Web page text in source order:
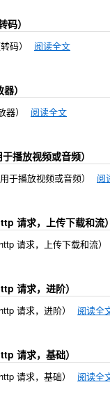
）
码）
阅读全文
）
器）
阅读全文
播放视频或音频）
于播放视频或音频）
阅
请求，上传下载和流）
请求，上传下载和流）
请求，进阶）
请求，进阶）
阅读全
请求，基础）
请求，基础）
阅读全